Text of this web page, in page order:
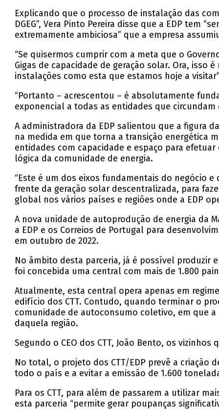
Explicando que o processo de instalação das
DGEG”, Vera Pinto Pereira disse que a EDP tem
extremamente ambiciosa” que a empresa
“Se quisermos cumprir com a meta que o
Gigas de capacidade de geração solar. Ora,
instalações como esta que estamos hoje a
“Portanto – acrescentou – é absolutamente
exponencial a todas as entidades que circundam
A administradora da EDP salientou que a figura
na medida em que torna a transição energética
entidades com capacidade e espaço para
lógica da comunidade de energia.
“Este é um dos eixos fundamentais do negócio
frente da geração solar descentralizada, para
global nos vários países e regiões onde a EDP
A nova unidade de autoprodução de energia da
a EDP e os Correios de Portugal para
em outubro de 2022.
No âmbito desta parceria, já é possível produzir
foi concebida uma central com mais de 1.800
Atualmente, esta central opera apenas em
edifício dos CTT. Contudo, quando terminar o
comunidade de autoconsumo coletivo, em que
daquela região.
Segundo o CEO dos CTT, João Bento, os
No total, o projeto dos CTT/EDP prevê a criação
todo o país e a evitar a emissão de 1.600
Para os CTT, para além de passarem a utilizar
esta parceria “permite gerar poupanças